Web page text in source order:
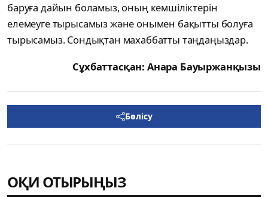
баруға дайын боламыз, оның кемшіліктерін
елемеуге тырысамыз және онымен бақытты болуға
тырысамыз. Сондықтан махаббатты таңдаңыздар.
Сұхбаттасқан: Анара Бауыржанқызы
Бөлісу
ОҚИ ОТЫРЫҢЫЗ